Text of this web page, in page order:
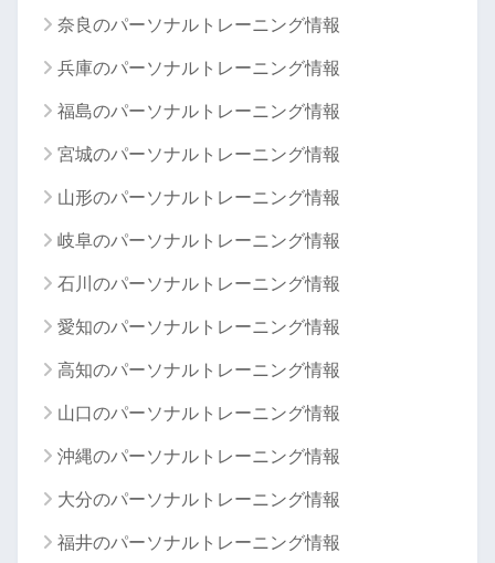
奈良のパーソナルトレーニング情報
兵庫のパーソナルトレーニング情報
福島のパーソナルトレーニング情報
宮城のパーソナルトレーニング情報
山形のパーソナルトレーニング情報
岐阜のパーソナルトレーニング情報
石川のパーソナルトレーニング情報
愛知のパーソナルトレーニング情報
高知のパーソナルトレーニング情報
山口のパーソナルトレーニング情報
沖縄のパーソナルトレーニング情報
大分のパーソナルトレーニング情報
福井のパーソナルトレーニング情報